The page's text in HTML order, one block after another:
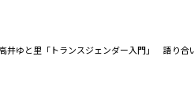
井ゆと里「トランスジェンダー入門」 語り合